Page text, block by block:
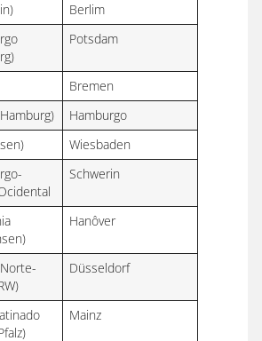
Berlim
Potsdam
Bremen
Hamburgo
Wiesbaden
Schwerin
Hanôver
Düsseldorf
Mainz